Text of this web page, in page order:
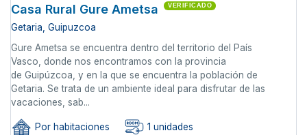
Casa Rural Gure Ametsa VERIFICADO
Getaria, Guipuzcoa
Gure Ametsa se encuentra dentro del territorio del País
Vasco, donde nos encontramos con la provincia
de Guipúzcoa, y en la que se encuentra la población de
Getaria. Se trata de un ambiente ideal para disfrutar de las
vacaciones, sab...
Por habitaciones 1 unidades